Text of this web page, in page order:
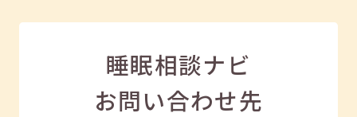
睡眠相談ナビ
お問い合わせ先